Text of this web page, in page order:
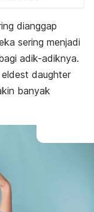
dianggap
sering menjadi
adik-adiknya.
eldest daughter
banyak